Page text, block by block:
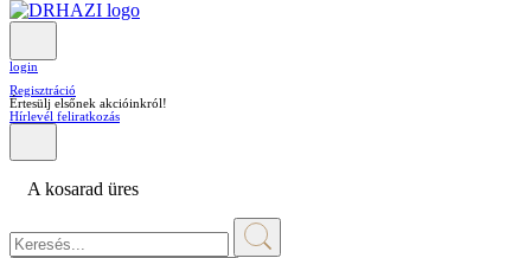
login
Regisztráció
Értesülj elsőnek akcióinkról!
Hírlevél feliratkozás
A kosarad üres